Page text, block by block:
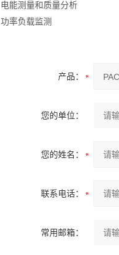
电能测量和质量分析
功率负载监测
产品：
您的单位：
您的姓名：
联系电话：
常用邮箱：